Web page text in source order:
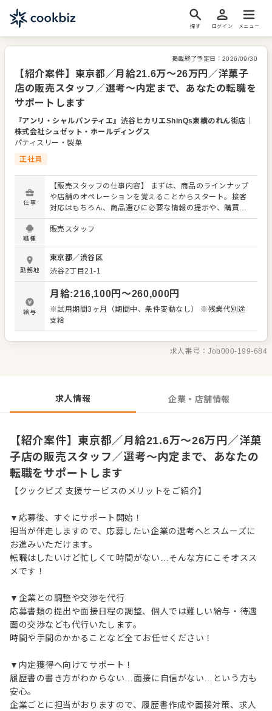
探す ログイン メニュー
掲載終了予定日： 2026/09/30
【紹介案件】東京都／月給21.6万～26万円／洋菓子
店の販売スタッフ／選考～内定まで、あなたの転職を
サポートします
『アンリ・シャルパンティエ』渋谷ヒカリエShinQs東横のれん街店
株式会社シュゼット・ホールディングス
パティスリー・製菓
正社員
仕事
【販売スタッフの仕事内容】 まずは、商品のラインナップ
や店舗のオペレーションを覚えることからスタート。接客
対応はもちろん、商品選びに必要な情報の提示や、購買意
欲を掻き立てるような陳列にもチャレンジをお願いしま
す！ お店の顔として、お客さまから直接感謝の言葉をいた
す。内容は店舗メンバーに共有しながら、よりよいお店づ
くりを心がけてください。オペレーション改善などのアイ
デアも大歓迎です。 【具体的には…】 ・商品の陳列、POP
作成 ・商品説明やご提案 ・レジ会計、商品お渡し ・清
掃、開店閉店業務 など 入社後はスキルに合わせた業務か
らお任せしますので、徐々に仕事の幅を広げていきましょ
う。成長をしっかりサポートしますので、経験に関わらず
ップなどもめざせます。
職種
販売スタッフ
勤務地
東京都／渋谷区
渋谷2丁目21-1
給与
月給:216,100円〜260,000円
※試用期間3ヶ月（期間中、条件変動なし） ※残業代別途
支給
求人番号：Job000-199-684
求人情報 企業・店舗情報
【紹介案件】東京都／月給21.6万～26万円／洋菓
子店の販売スタッフ／選考～内定まで、あなたの
転職をサポートします
【クックビズ 支援サービスのメリットをご紹介】
▼応募後、すぐにサポート開始！
担当が伴走しますので、応募したい企業の選考へとスムーズに
お進みいただけます。
転職はしたいけど忙しくて時間がない…そんな方にこそオスス
メです！
▼企業との調整や交渉を代行
応募書類の提出や面接日程の調整、個人では難しい給与・待遇
面の交渉なども代行いたします。
時間や手間のかかることなど全てお任せください！
▼内定獲得へ向けてサポート！
履歴書の書き方がわからない…面接に自信がない…という方も
安心。
企業ごとに担当がおりますので、履歴書作成や面接対策、求人